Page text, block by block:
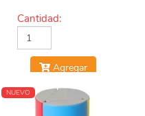
Cantidad:
Agregar
NUEVO